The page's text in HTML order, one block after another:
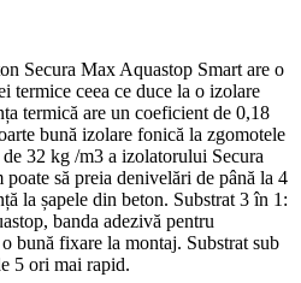
Secura Max Aquastop Smart are o
termice ceea ce duce la o izolare
termică are un coeficient de 0,18
bună izolare fonică la zgomotele
32 kg /m3 a izolatorului Secura
să preia denivelări de până la 4
la șapele din beton. Substrat 3 în 1:
banda adezivă pentru
bună fixare la montaj. Substrat sub
5 ori mai rapid.